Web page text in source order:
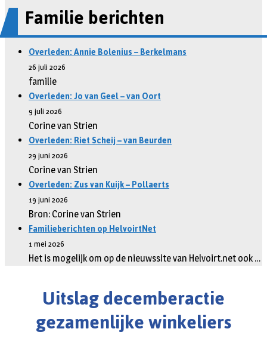
Familie berichten
Overleden: Annie Bolenius – Berkelmans
26 juli 2026
familie
Overleden: Jo van Geel – van Oort
9 juli 2026
Corine van Strien
Overleden: Riet Scheij – van Beurden
29 juni 2026
Corine van Strien
Overleden: Zus van Kuijk – Pollaerts
19 juni 2026
Bron: Corine van Strien
Familieberichten op HelvoirtNet
1 mei 2026
Het is mogelijk om op de nieuwssite van Helvoirt.net ook …
Uitslag decemberactie
gezamenlijke winkeliers